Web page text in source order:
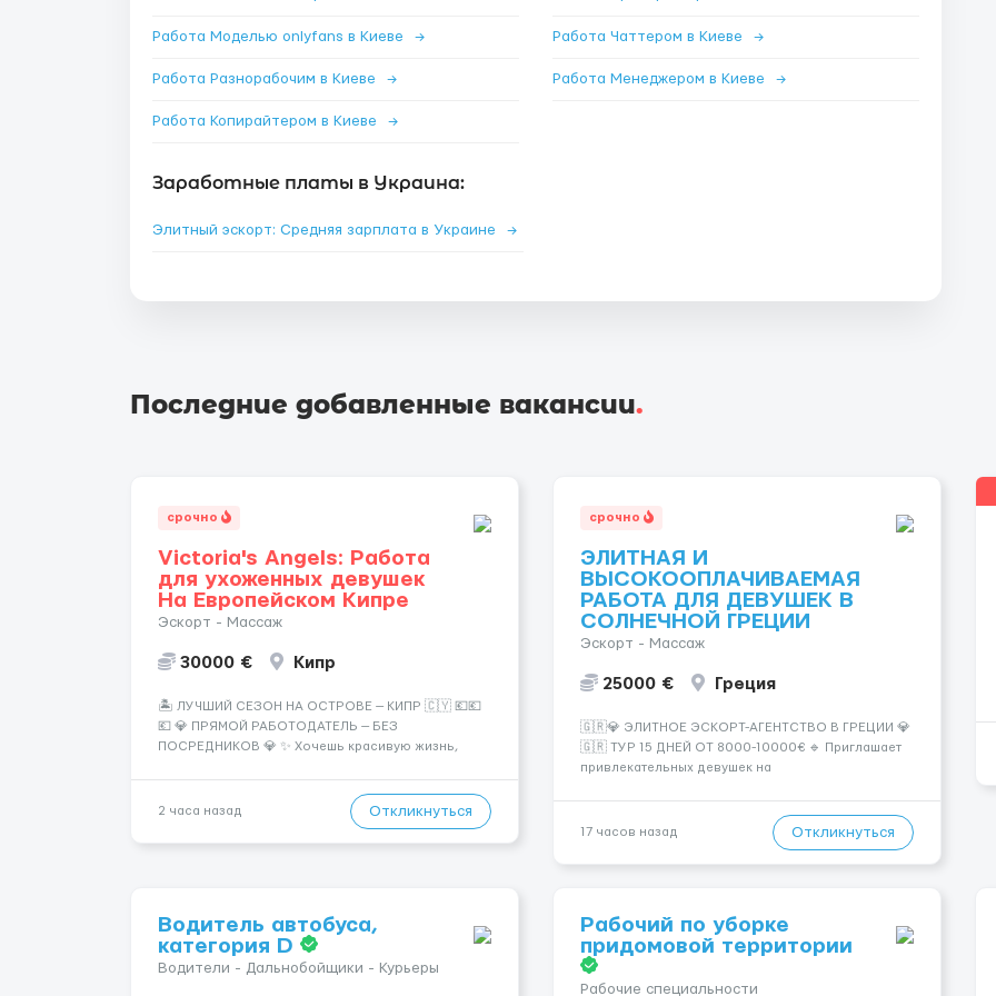
Работа Моделью onlyfans в Киеве → Работа Чаттером в Киеве →
Работа Разнорабочим в Киеве → Работа Менеджером в Киеве →
Работа Копирайтером в Киеве →
Заработные платы в Украина:
Элитный эскорт: Средняя зарплата в Украине →
Последние добавленные вакансии.
срочно
Victoria's Angels: Работа
для ухоженных девушек
На Европейском Кипре
Эскорт - Массаж
30000 € Кипр
🏝️ ЛУЧШИЙ СЕЗОН НА ОСТРОВЕ — КИПР 🇨🇾 💶💶
💶 💎 ПРЯМОЙ РАБОТОДАТЕЛЬ — БЕЗ
ПОСРЕДНИКОВ 💎 ✨ Хочешь красивую жизнь,
— Опытная команда с годами практики —
Стабильный поток клиентов (без ...
2 часа назад Откликнуться
срочно
ЭЛИТНАЯ И
ВЫСОКООПЛАЧИВАЕМАЯ
РАБОТА ДЛЯ ДЕВУШЕК В
СОЛНЕЧНОЙ ГРЕЦИИ
Эскорт - Массаж
25000 € Греция
🇬🇷💎 ЭЛИТНОЕ ЭСКОРТ-АГЕНТСТВО В ГРЕЦИИ 💎
🇬🇷 ТУР 15 ДНЕЙ ОТ 8000-10000€ 🔹 Приглашает
привлекательных девушек на
хорошие деньги 💶 — это предложение для тебя! 🔹
17 часов назад Откликнуться
Водитель автобуса,
категория D
Водители - Дальнобойщики - Курьеры
Рабочий по уборке
придомовой территории
Рабочие специальности